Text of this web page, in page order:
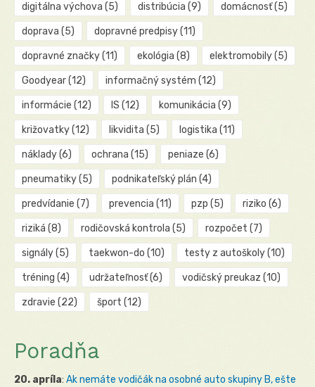
digitálna výchova (5) distribúcia (9) domácnosť(5)
doprava (5) dopravné predpisy(11)
dopravné značky(11) ekológia (8) elektromobily(5)
Goodyear(12) informačný systém (12)
informácie (12) IS (12) komunikácia (9)
križovatky(12) likvidita (5) logistika (11)
náklady(6) ochrana (15) peniaze (6)
pneumatiky(5) podnikateľský plán (4)
predvídanie (7) prevencia (11) pzp (5) riziko (6)
riziká (8) rodičovská kontrola (5) rozpočet (7)
signály(5) taekwon-do (10) testy z autoškoly(10)
tréning (4) udržateľnosť(6) vodičský preukaz (10)
zdravie (22) šport (12)
Poradňa
20. apríla: Ak nemáte vodičák na osobné auto skupiny B, ešte